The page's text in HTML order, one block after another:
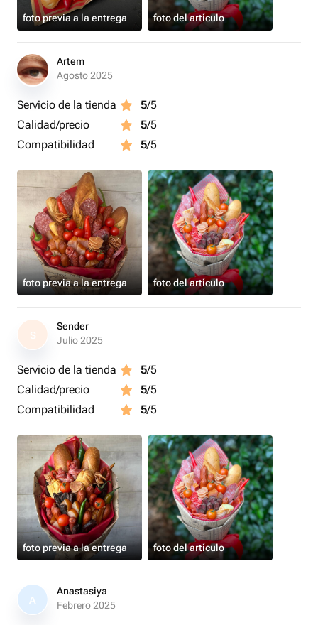
foto previa a la entrega foto del artículo
Artem
Agosto 2025
Servicio de la tienda 5/5
Calidad/precio
5/5
Compatibilidad
5/5
foto previa a la entrega foto del artículo
S
Sender
Julio 2025
Servicio de la tienda 5/5
Calidad/precio
5/5
Compatibilidad
5/5
foto previa a la entrega foto del artículo
A
Anastasiya
Febrero 2025